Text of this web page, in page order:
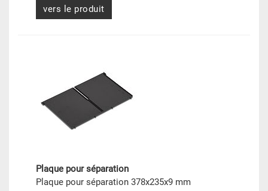
vers le produit
Plaque pour séparation
Plaque pour séparation 378x235x9 mm